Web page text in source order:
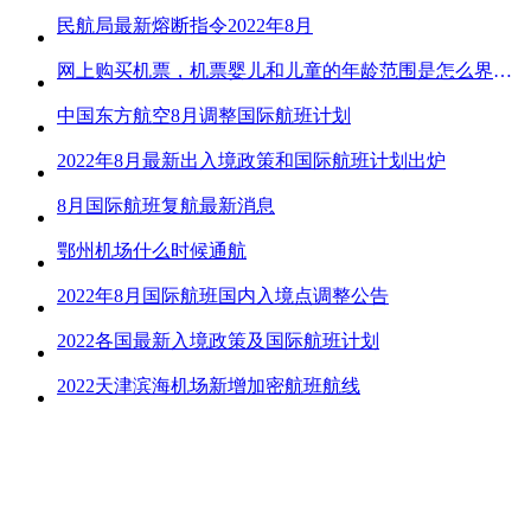
民航局最新熔断指令2022年8月
网上购买机票，机票婴儿和儿童的年龄范围是怎么界定的？
中国东方航空8月调整国际航班计划
2022年8月最新出入境政策和国际航班计划出炉
8月国际航班复航最新消息
鄂州机场什么时候通航
2022年8月国际航班国内入境点调整公告
2022各国最新入境政策及国际航班计划
2022天津滨海机场新增加密航班航线